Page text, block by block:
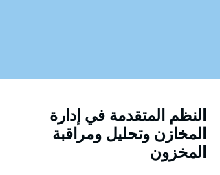
النظم المتقدمة في إدارة
المخازن وتحليل ومراقبة
المخزون